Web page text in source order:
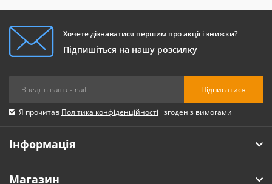
Хочете дізнаватися першим про акції і знижки?
Підпишіться на нашу розсилку
Підписатися
Я прочитав Політика конфіденційності і згоден з вимогами
Інформація
Магазин